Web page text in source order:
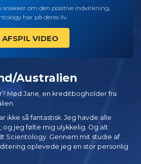
snakker om den positive indvirkning,
har på deres liv.
AFSPIL VIDEO
Australien
Mød Jane, en kreditbogholder fra
ikke så fantastisk. Jeg havde alle
jeg følte mig ulykkelig. Og alt
Scientology. Gennem mit studie af
oplevede jeg en stor personlig